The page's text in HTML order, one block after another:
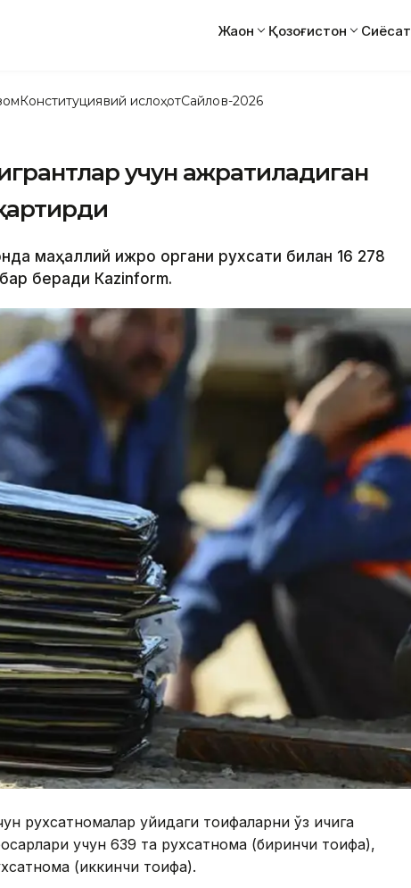
Жаҳон Қозоғистон Сиёсат
Конституциявий ислоҳотСайлов-2026
учун ажратиладиган
маҳаллий ижро органи рухсати билан 16 278
беради Кazinform.
рухсатномалар қуйидаги тоифаларни ўз ичига
учун 639 та рухсатнома (биринчи тоифа),
(иккинчи тоифа).